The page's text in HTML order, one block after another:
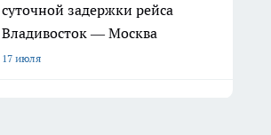
суточной задержки рейса
Владивосток — Москва
17 июля